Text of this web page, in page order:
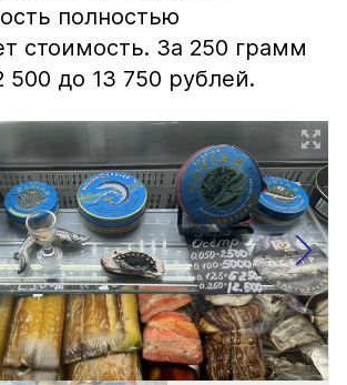
полностью
стоимость. За 250 грамм
500 до 13 750 рублей.